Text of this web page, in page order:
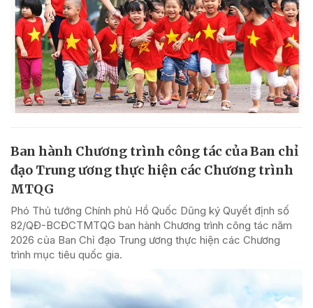
Ban hành Chương trình công tác của Ban chỉ
đạo Trung ương thực hiện các Chương trình
MTQG
Phó Thủ tướng Chính phủ Hồ Quốc Dũng ký Quyết định số
82/QĐ-BCĐCTMTQG ban hành Chương trình công tác năm
2026 của Ban Chỉ đạo Trung ương thực hiện các Chương
trình mục tiêu quốc gia.